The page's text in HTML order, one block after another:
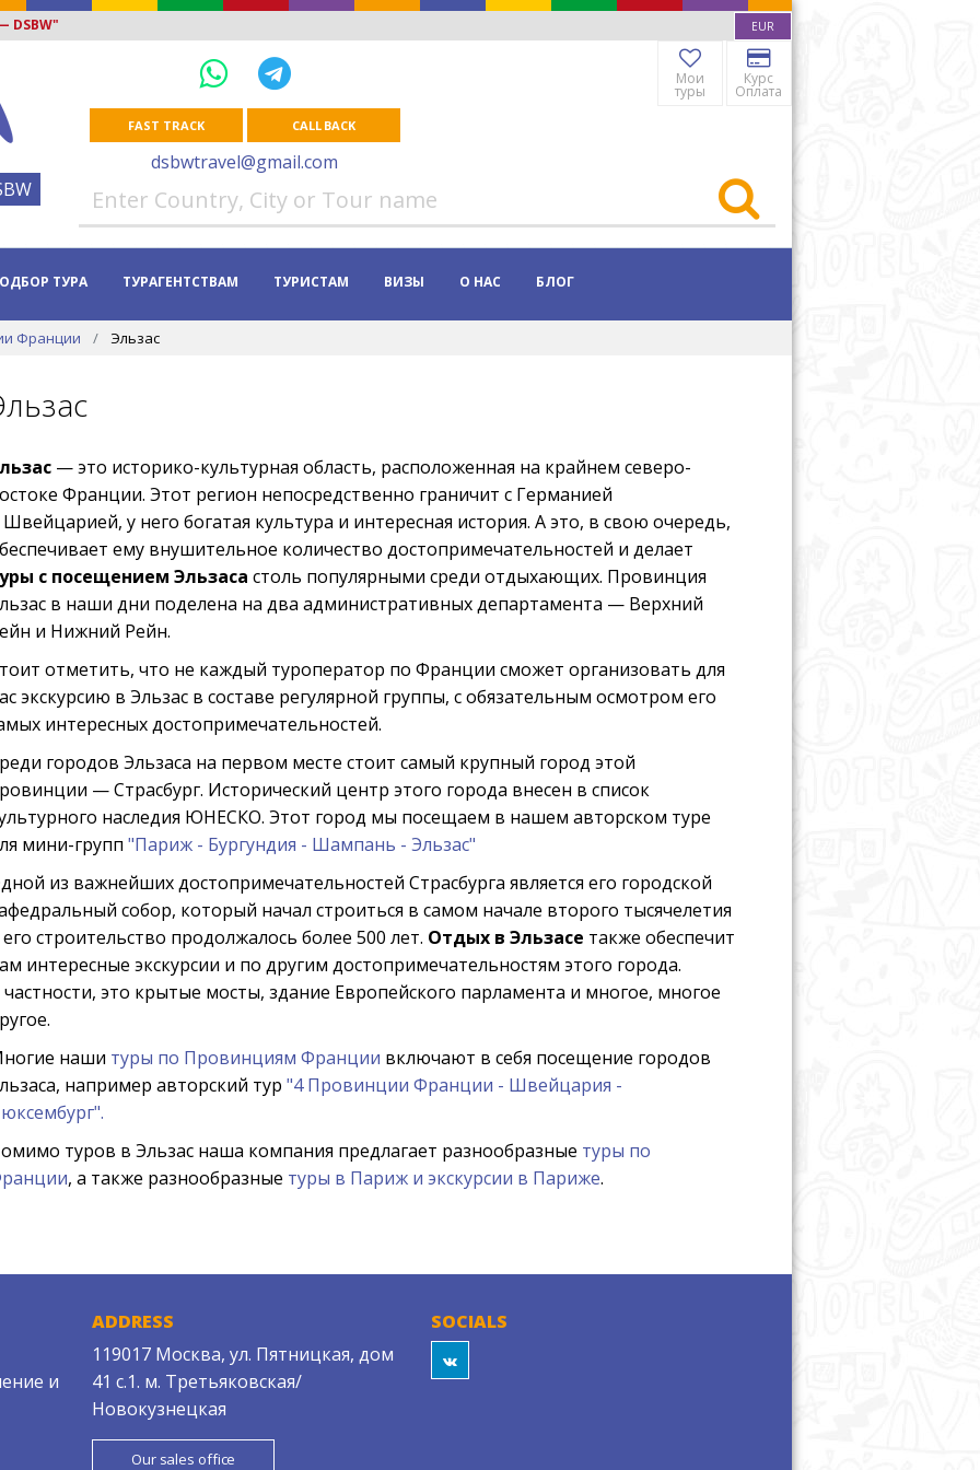
DSBW" EUR
FAST TRACK CALL BACK
dsbwtravel@gmail.com
Мои
туры
Курс
Оплата
ТУРА ТУРАГЕНТСТВАМ ТУРИСТАМ ВИЗЫ О НАС БЛОГ
Франции Эльзас
— это историко-культурная область, расположенная на крайнем северо-
Франции. Этот регион непосредственно граничит с Германией
у него богатая культура и интересная история. А это, в свою очередь,
ему внушительное количество достопримечательностей и делает
с посещением Эльзаса столь популярными среди отдыхающих. Провинция
в наши дни поделена на два административных департамента — Верхний
и Нижний Рейн.
отметить, что не каждый туроператор по Франции сможет организовать для
экскурсию в Эльзас в составе регулярной группы, с обязательным осмотром его
интересных достопримечательностей.
городов Эльзаса на первом месте стоит самый крупный город этой
— Страсбург. Исторический центр этого города внесен в список
наследия ЮНЕСКО. Этот город мы посещаем в нашем авторском туре
мини-групп "Париж - Бургундия - Шампань - Эльзас"
из важнейших достопримечательностей Страсбурга является его городской
собор, который начал строиться в самом начале второго тысячелетия
строительство продолжалось более 500 лет. Отдых в Эльзасе также обеспечит
интересные экскурсии и по другим достопримечательностям этого города.
это крытые мосты, здание Европейского парламента и многое, многое
наши туры по Провинциям Франции включают в себя посещение городов
например авторский тур "4 Провинции Франции - Швейцария -
туров в Эльзас наша компания предлагает разнообразные туры по
, а также разнообразные туры в Париж и экскурсии в Париже.
и
ADDRESS
119017 Москва, ул. Пятницкая, дом
41 с.1. м. Третьяковская/
Новокузнецкая
Our sales office
SOCIALS